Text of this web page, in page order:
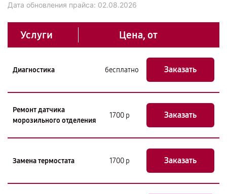
Дата обновления прайса: 02.08.2026
Услуги Цена, от
Диагностика бесплатно Заказать
Ремонт датчика
морозильного отделения
1700 р Заказать
Замена термостата 1700 р Заказать